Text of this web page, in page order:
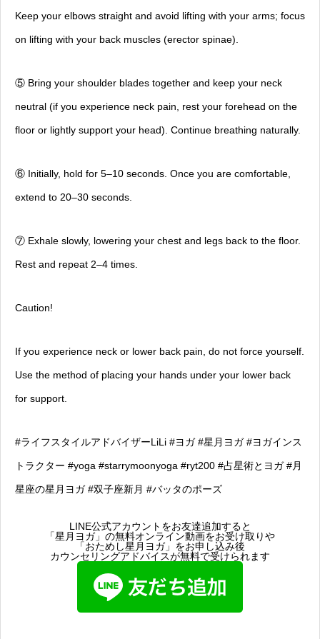
Keep your elbows straight and avoid lifting with your arms; focus
on lifting with your back muscles (erector spinae).
⑤ Bring your shoulder blades together and keep your neck
neutral (if you experience neck pain, rest your forehead on the
floor or lightly support your head). Continue breathing naturally.
⑥ Initially, hold for 5–10 seconds. Once you are comfortable,
extend to 20–30 seconds.
⑦ Exhale slowly, lowering your chest and legs back to the floor.
Rest and repeat 2–4 times.
Caution!
If you experience neck or lower back pain, do not force yourself.
Use the method of placing your hands under your lower back
for support.
#ライフスタイルアドバイザーLiLi #ヨガ #星月ヨガ #ヨガインス
トラクター #yoga #starrymoonyoga #ryt200 #占星術とヨガ #月
星座の星月ヨガ #双子座新月 #バッタのポーズ
LINE公式アカウントをお友達追加すると
「星月ヨガ」の無料オンライン動画をお受け取りや
「おためし星月ヨガ」をお申し込み後
カウンセリングアドバイスが無料で受けられます